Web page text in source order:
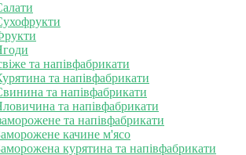
та напівфабрикати
та напівфабрикати
та напівфабрикати
та напівфабрикати
та напівфабрикати
качине м'ясо
курятина та напівфабрикати